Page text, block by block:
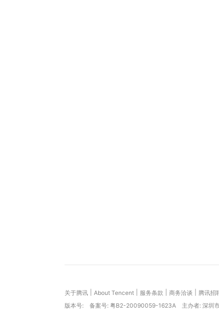
关于腾讯 About Tencent 服务条款 商务洽谈
腾讯招
版本号:
备案号: 粤B2-20090059-1623A 主办者: 深圳